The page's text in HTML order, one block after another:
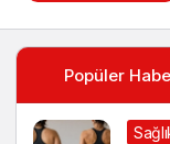
Popüler